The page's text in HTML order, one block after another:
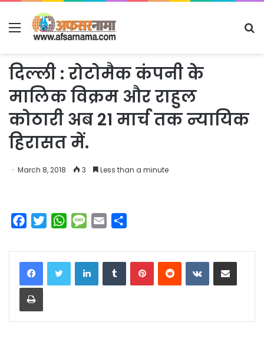
Menu
दिल्ली : रोटोमैक कंपनी के
मालिक विक्रम और राहुल
कोठारी अब 21 मार्च तक न्यायिक
हिरासत में.
March 8, 2018 3 Less than a minute
c
e
b
o
o
i
t
t
W
a
t
s
M
s
s
a
a
i
a
r
e
LinkedInTumblrPinterestReddit VKontakteShare via Email
Print